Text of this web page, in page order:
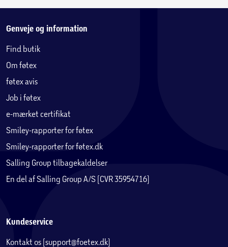
Genveje og information
Find butik
Om føtex
føtex avis
Job i føtex
e-mærket certifikat
Smiley-rapporter for føtex
Smiley-rapporter for føtex.dk
Salling Group tilbagekaldelser
En del af Salling Group A/S (CVR 35954716)
Kundeservice
Kontakt os (support@foetex.dk)